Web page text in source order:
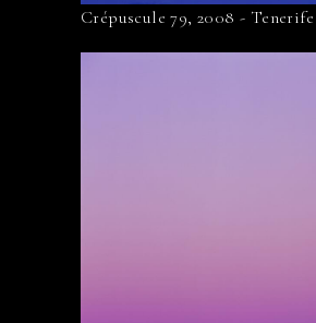
Crépuscule 79, 2008 - Tenerife